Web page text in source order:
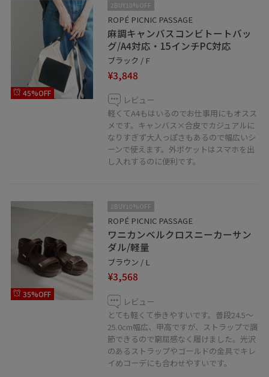
45%OFF
2BUY10%OFF
ROPÉ PICNIC PASSAGE
麻調キャンバスコンビトートバッ
グ/A4対応・15インチPC対応
ブラック / F
¥3,848
レビュー
軽くてA4もはいるのでお仕事用にもオスス
メです。キャンバス×合皮でカジュアルに
なりすぎず大人っぽさもあるので幅広いシ
ーンで使えます。外ポケットはスマホを出
し入れするのに便利です。
35%OFF
2BUY10%OFF
ROPÉ PICNIC PASSAGE
ワニカンベルクロスニーカーサン
ダル/軽量
ブラウン / L
¥3,568
レビュー
とても軽くて歩きやすいです。普段24.5〜
25.0cm幅広、甲高ですが、ストラップで調
節できるので窮屈感なく履けました。光沢
のあるストラップやゴールドの金具でキレ
イめコーデにも合わせやすいです。